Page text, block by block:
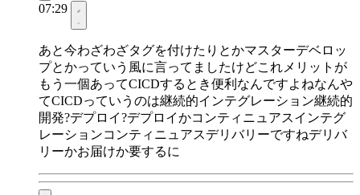
07:29
あと今わざわざタグを付けたりとかマスターデベロッ
プとかっていう風に言ってましたけどこれメリットが
もう一個あってCICDするとき便利なんですよねなんや
てCICDっていうのは継続的インテグレーション継続的
開発?デプロイ?デプロイかコンティニュアスインテグ
レーションコンティニュアスデリバリーですねデリバ
リーかお届けか要するに